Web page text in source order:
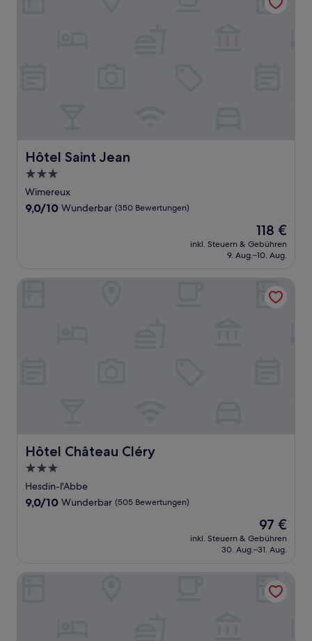
Hôtel Saint Jean
Hôtel Saint Jean
3.0-
Sterne-
Unterkunft
Wimereux
9.0
9,0/10 Wunderbar (350 Bewertungen)
Der
Preis
beträgt
118 €
inkl. Steuern & Gebühren
9. Aug.–10. Aug.
Hôtel Château Cléry
Hôtel Château Cléry
3.0-
Sterne-
Unterkunft
Hesdin-l'Abbe
9.0
9,0/10 Wunderbar (505 Bewertungen)
Der
Preis
beträgt
97 €
inkl. Steuern & Gebühren
30. Aug.–31. Aug.